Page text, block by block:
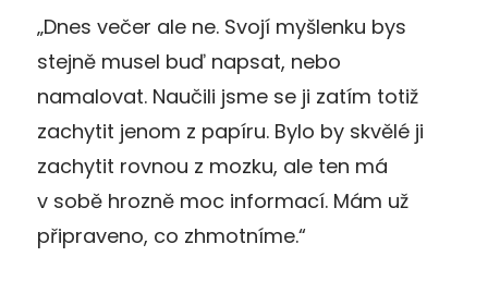
„Dnes večer ale ne. Svojí myšlenku bys
stejně musel buď napsat, nebo
namalovat. Naučili jsme se ji zatím totiž
zachytit jenom z papíru. Bylo by skvělé ji
zachytit rovnou z mozku, ale ten má
v sobě hrozně moc informací. Mám už
připraveno, co zhmotníme.“